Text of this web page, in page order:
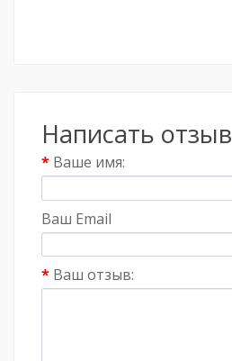
Написать отзыв
Ваше имя:
Ваш Email
Ваш отзыв: